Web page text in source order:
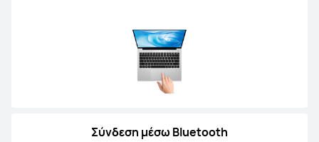
Σύνδεση μέσω Bluetooth